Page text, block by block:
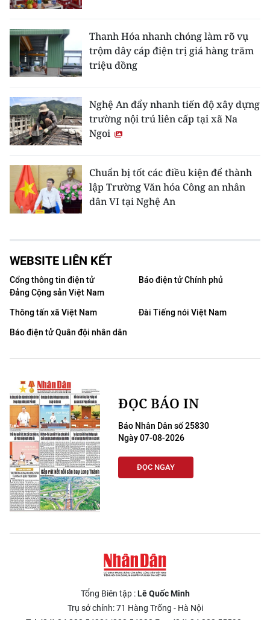
Thanh Hóa nhanh chóng làm rõ vụ
trộm dây cáp điện trị giá hàng trăm
triệu đồng
Nghệ An đẩy nhanh tiến độ xây dựng
trường nội trú liên cấp tại xã Na
Ngoi
Chuẩn bị tốt các điều kiện để thành
lập Trường Văn hóa Công an nhân
dân VI tại Nghệ An
WEBSITE LIÊN KẾT
Cổng thông tin điện tử
Đảng Cộng sản Việt Nam
Báo điện tử Chính phủ
Thông tấn xã Việt Nam
Đài Tiếng nói Việt Nam
Báo điện tử Quân đội nhân dân
ĐỌC BÁO IN
Báo Nhân Dân số 25830
Ngày 07-08-2026
ĐỌC NGAY
Tổng Biên tập :Lê Quốc Minh
Trụ sở chính: 71 Hàng Trống - Hà Nội